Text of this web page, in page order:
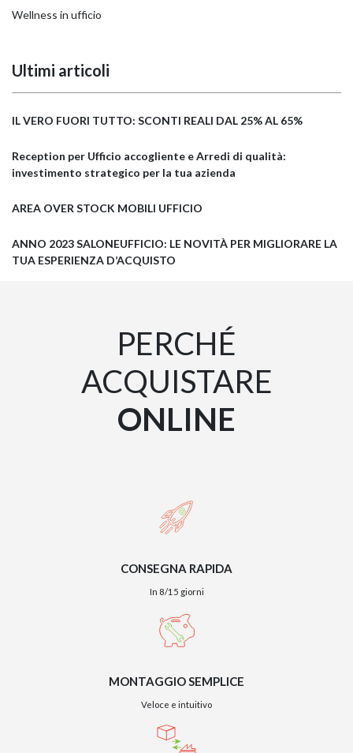
Wellness in ufficio
Ultimi articoli
IL VERO FUORI TUTTO: SCONTI REALI DAL 25% AL 65%
Reception per Ufficio accogliente e Arredi di qualità:
investimento strategico per la tua azienda
AREA OVER STOCK MOBILI UFFICIO
ANNO 2023 SALONEUFFICIO: LE NOVITÀ PER MIGLIORARE LA
TUA ESPERIENZA D’ACQUISTO
PERCHÉ
ACQUISTARE
ONLINE
CONSEGNA RAPIDA
In 8/15 giorni
MONTAGGIO SEMPLICE
Veloce e intuitivo